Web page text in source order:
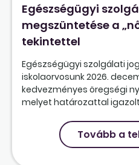
Egészségügyi
megszüntetése a
tekintettel
Egészségügyi szolgálati
iskolaorvosunk 2026.
kedvezményes öregségi
melyet határozattal igazolt.
Tovább a